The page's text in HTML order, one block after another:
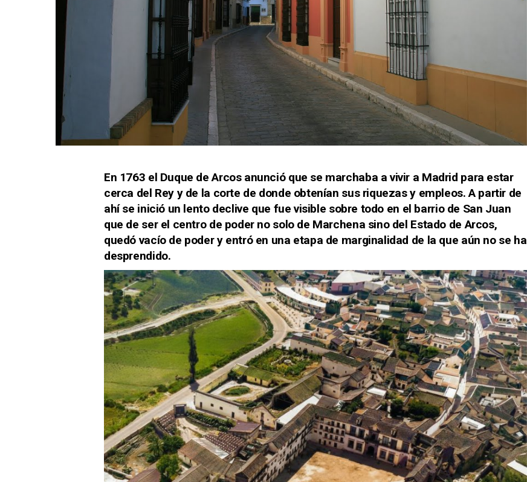
En 1763 el Duque de Arcos anunció que se marchaba a vivir a Madrid para estar
cerca del Rey y de la corte de donde obtenían sus riquezas y empleos. A partir de
ahí se inició un lento declive que fue visible sobre todo en el barrio de San Juan
que de ser el centro de poder no solo de Marchena sino del Estado de Arcos,
quedó vacío de poder y entró en una etapa de marginalidad de la que aún no se ha
desprendido.